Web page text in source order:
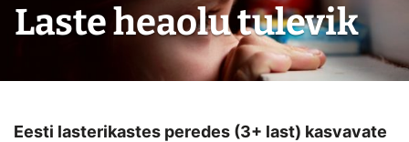
Laste heaolu tulevik
Eesti lasterikastes peredes (3+ last) kasvavate